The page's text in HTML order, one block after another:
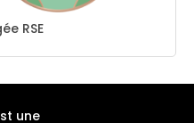
RSE
une